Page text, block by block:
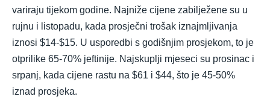
variraju tijekom godine. Najniže cijene zabilježene su u
rujnu i listopadu, kada prosječni trošak iznajmljivanja
iznosi $14-$15. U usporedbi s godišnjim prosjekom, to je
otprilike 65-70% jeftinije. Najskuplji mjeseci su prosinac i
srpanj, kada cijene rastu na $61 i $44, što je 45-50%
iznad prosjeka.